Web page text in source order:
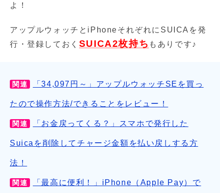
よ！
アップルウォッチとiPhoneそれぞれにSUICAを発
行・登録しておく SUICA2枚持ち もありです♪
関連 「34,097円～」アップルウォッチSEを買っ
たので操作方法/できることをレビュー！
関連 「お金戻ってくる？」スマホで発行した
Suicaを削除してチャージ金額を払い戻しする方
法！
関連 「最高に便利！」iPhone（Apple Pay）で